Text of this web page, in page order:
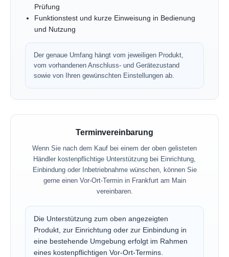
Prüfung
Funktionstest und kurze Einweisung in Bedienung
und Nutzung
Der genaue Umfang hängt vom jeweiligen Produkt,
vom vorhandenen Anschluss- und Gerätezustand
sowie von Ihren gewünschten Einstellungen ab.
Terminvereinbarung
Wenn Sie nach dem Kauf bei einem der oben gelisteten
Händler kostenpflichtige Unterstützung bei Einrichtung,
Einbindung oder Inbetriebnahme wünschen, können Sie
gerne einen Vor-Ort-Termin in Frankfurt am Main
vereinbaren.
Die Unterstützung zum oben angezeigten
Produkt, zur Einrichtung oder zur Einbindung in
eine bestehende Umgebung erfolgt im Rahmen
eines kostenpflichtigen Vor-Ort-Termins.